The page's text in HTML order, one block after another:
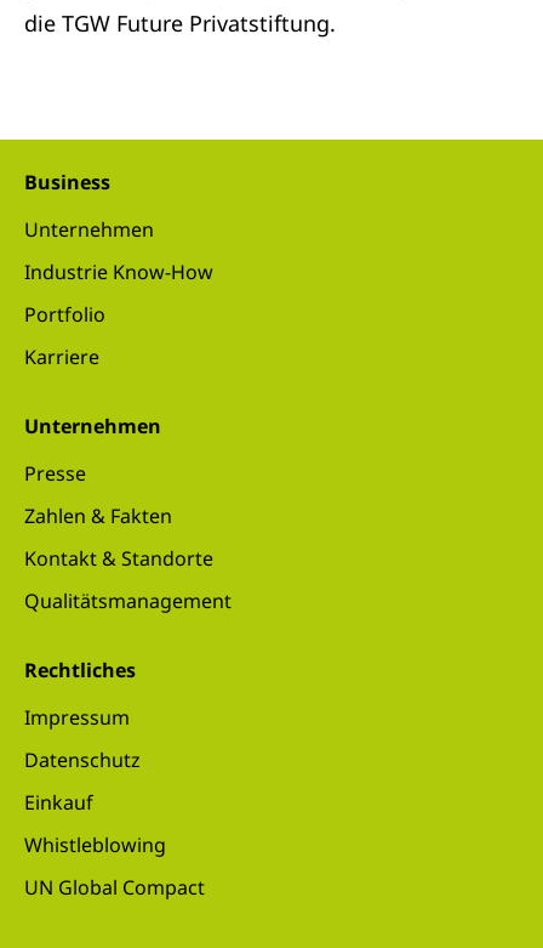
die TGW Future Privatstiftung.
Business
Unternehmen
Industrie Know-How
Portfolio
Karriere
Unternehmen
Presse
Zahlen & Fakten
Kontakt & Standorte
Qualitätsmanagement
Rechtliches
Impressum
Datenschutz
Einkauf
Whistleblowing
UN Global Compact